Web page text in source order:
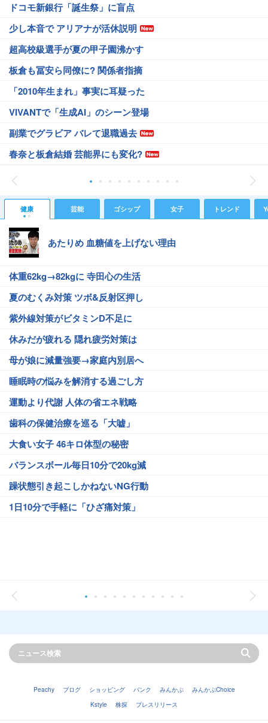
ドコモ新銀行「誕生祭」に盲点
少し本音で アリアナが活休説明
超高校級選手が夏の甲子園沸かす
板倉も冨安ら同僚に? 関係者指摘
「2010年生まれ」事実に耳疑った
VIVANTで「生成AI」のシーン登場
副業でグラビア バレて退職過去
春奈と板倉結婚 芸能界にも変化?
健康 芸能 ゴシップ 女子 トレンド
あたりめ 血糖値を上げない理由
体重62kg→82kgに 寺田心の生活
夏のむくみ対策 ツボ&反射区押し
紫外線対策がビタミンD不足に
休みだが疲れる 隠れ疲労対策は
母が娘に減量強要→家庭内別居へ
睡眠時の悩みを解消する過ごし方
運動より代謝 人体の省エネ戦略
歯科の保健治療を巡る「大嘘」
大食い女子 46キロ体型の秘密
バランスボール毎日10分で20kg減
躁状態引き起こしかねないNG行動
1日10分で手軽に「ひざ痛対策」
Peachy ブログ ショッピング バンク みんかぶ
みんかぶChoice
Kstyle
株探 プレスリリース